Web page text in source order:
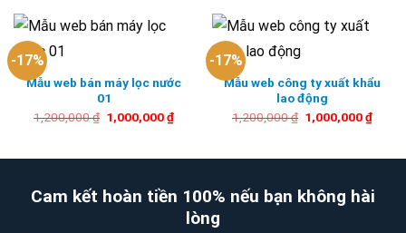
-17%
Mẫu web bán máy lọc nước
01
1,200,000₫ Giá
gốc
1,000,000₫Giá
1,000,000 ₫.
-17%
Mẫu web công ty xuất khẩu
lao động
1,200,000₫ Giá
gốc
1,000,000₫Giá
Cam kết hoàn tiền 100% nếu bạn không hài
lòng